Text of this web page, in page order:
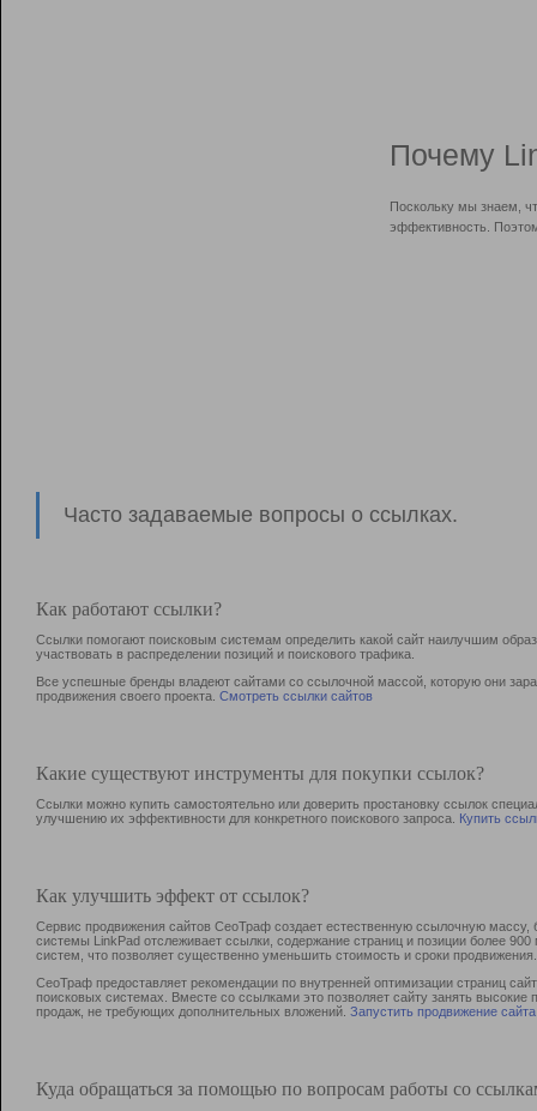
Почему
Поскольку мы знаем,
эффективность.
Часто задаваемые вопросы о ссылках.
Как работают ссылки?
Ссылки помогают поисковым системам определить какой сайт наилучшим
участвовать в раcпределении позиций и поискового трафика.
Все успешные бренды владеют сайтами со ссылочной массой, которую они
продвижения своего проекта. Смотреть ссылки сайтов
Какие существуют инструменты для покупки ссылок?
Ссылки можно купить самостоятельно или доверить простановку ссылок
улучшению их эффективности для конкретного поискового запроса. Купить
Как улучшить эффект от ссылок?
Сервис продвижения сайтов СеоТраф создает естественную ссылочную
системы LinkPad отслеживает ссылки, содержание страниц и позиции более
систем, что позволяет существенно уменьшить стоимость и сроки продвижения.
СеоТраф предоставляет рекомендации по внутренней оптимизации страниц
поисковых системах. Вместе со ссылками это позволяет сайту занять
продаж, не требующих дополнительных вложений. Запустить продвижение сайта
Куда обращаться за помощью по вопросам работы со